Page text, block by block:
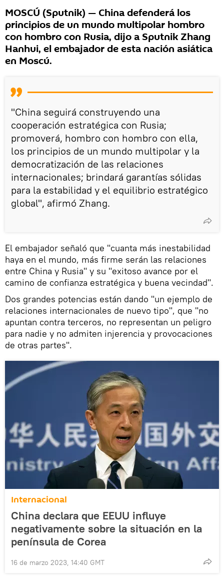
MOSCÚ (Sputnik) — China defenderá los
principios de un mundo multipolar hombro
con hombro con Rusia, dijo a Sputnik Zhang
Hanhui, el embajador de esta nación asiática
en Moscú.
"China seguirá construyendo una
cooperación estratégica con Rusia;
promoverá, hombro con hombro con ella,
los principios de un mundo multipolar y la
democratización de las relaciones
internacionales; brindará garantías sólidas
para la estabilidad y el equilibrio estratégico
global", afirmó Zhang.
El embajador señaló que "cuanta más inestabilidad
haya en el mundo, más firme serán las relaciones
entre China y Rusia" y su "exitoso avance por el
camino de confianza estratégica y buena vecindad".
Dos grandes potencias están dando "un ejemplo de
relaciones internacionales de nuevo tipo", que "no
apuntan contra terceros, no representan un peligro
para nadie y no admiten injerencia y provocaciones
de otras partes".
Internacional
China declara que EEUU influye
negativamente sobre la situación en la
península de Corea
16 de marzo 2023, 14:40 GMT